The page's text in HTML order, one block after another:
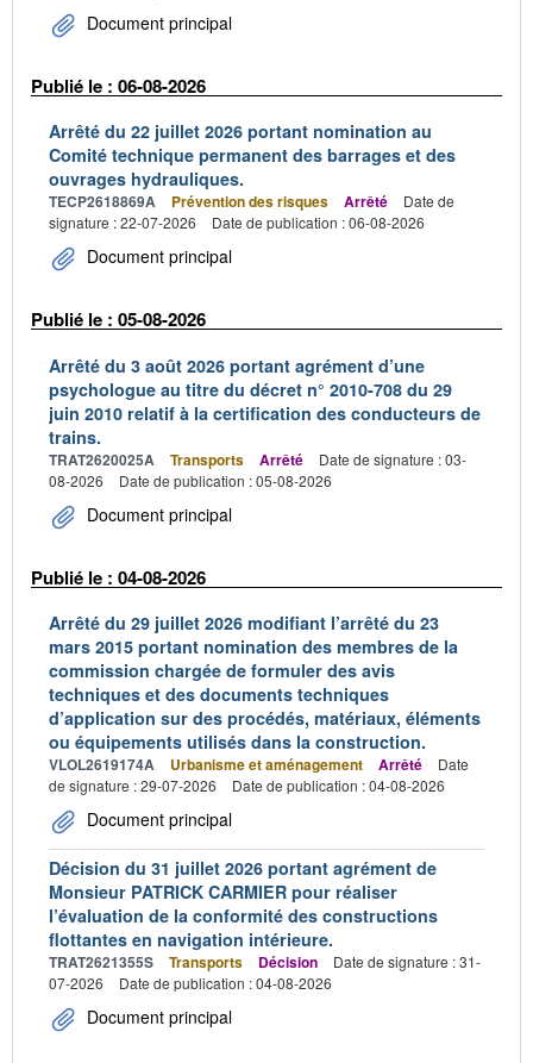
Document principal
Publié le : 06-08-2026
Arrêté du 22 juillet 2026 portant nomination au
Comité technique permanent des barrages et des
ouvrages hydrauliques.
TECP2618869A Prévention des risques Arrêté
Date de
signature : 22-07-2026
Date de publication : 06-08-2026
Document principal
Publié le : 05-08-2026
Arrêté du 3 août 2026 portant agrément d’une
psychologue au titre du décret n° 2010-708 du 29
juin 2010 relatif à la certification des conducteurs de
trains.
TRAT2620025A Transports Arrêté
Date de signature : 03-
08-2026
Date de publication : 05-08-2026
Document principal
Publié le : 04-08-2026
Arrêté du 29 juillet 2026 modifiant l’arrêté du 23
mars 2015 portant nomination des membres de la
commission chargée de formuler des avis
techniques et des documents techniques
d’application sur des procédés, matériaux, éléments
ou équipements utilisés dans la construction.
VLOL2619174A Urbanisme et aménagement Arrêté
Date
de signature : 29-07-2026
Date de publication : 04-08-2026
Document principal
Décision du 31 juillet 2026 portant agrément de
Monsieur PATRICK CARMIER pour réaliser
l’évaluation de la conformité des constructions
flottantes en navigation intérieure.
TRAT2621355S Transports Décision
Date de signature : 31-
07-2026
Date de publication : 04-08-2026
Document principal